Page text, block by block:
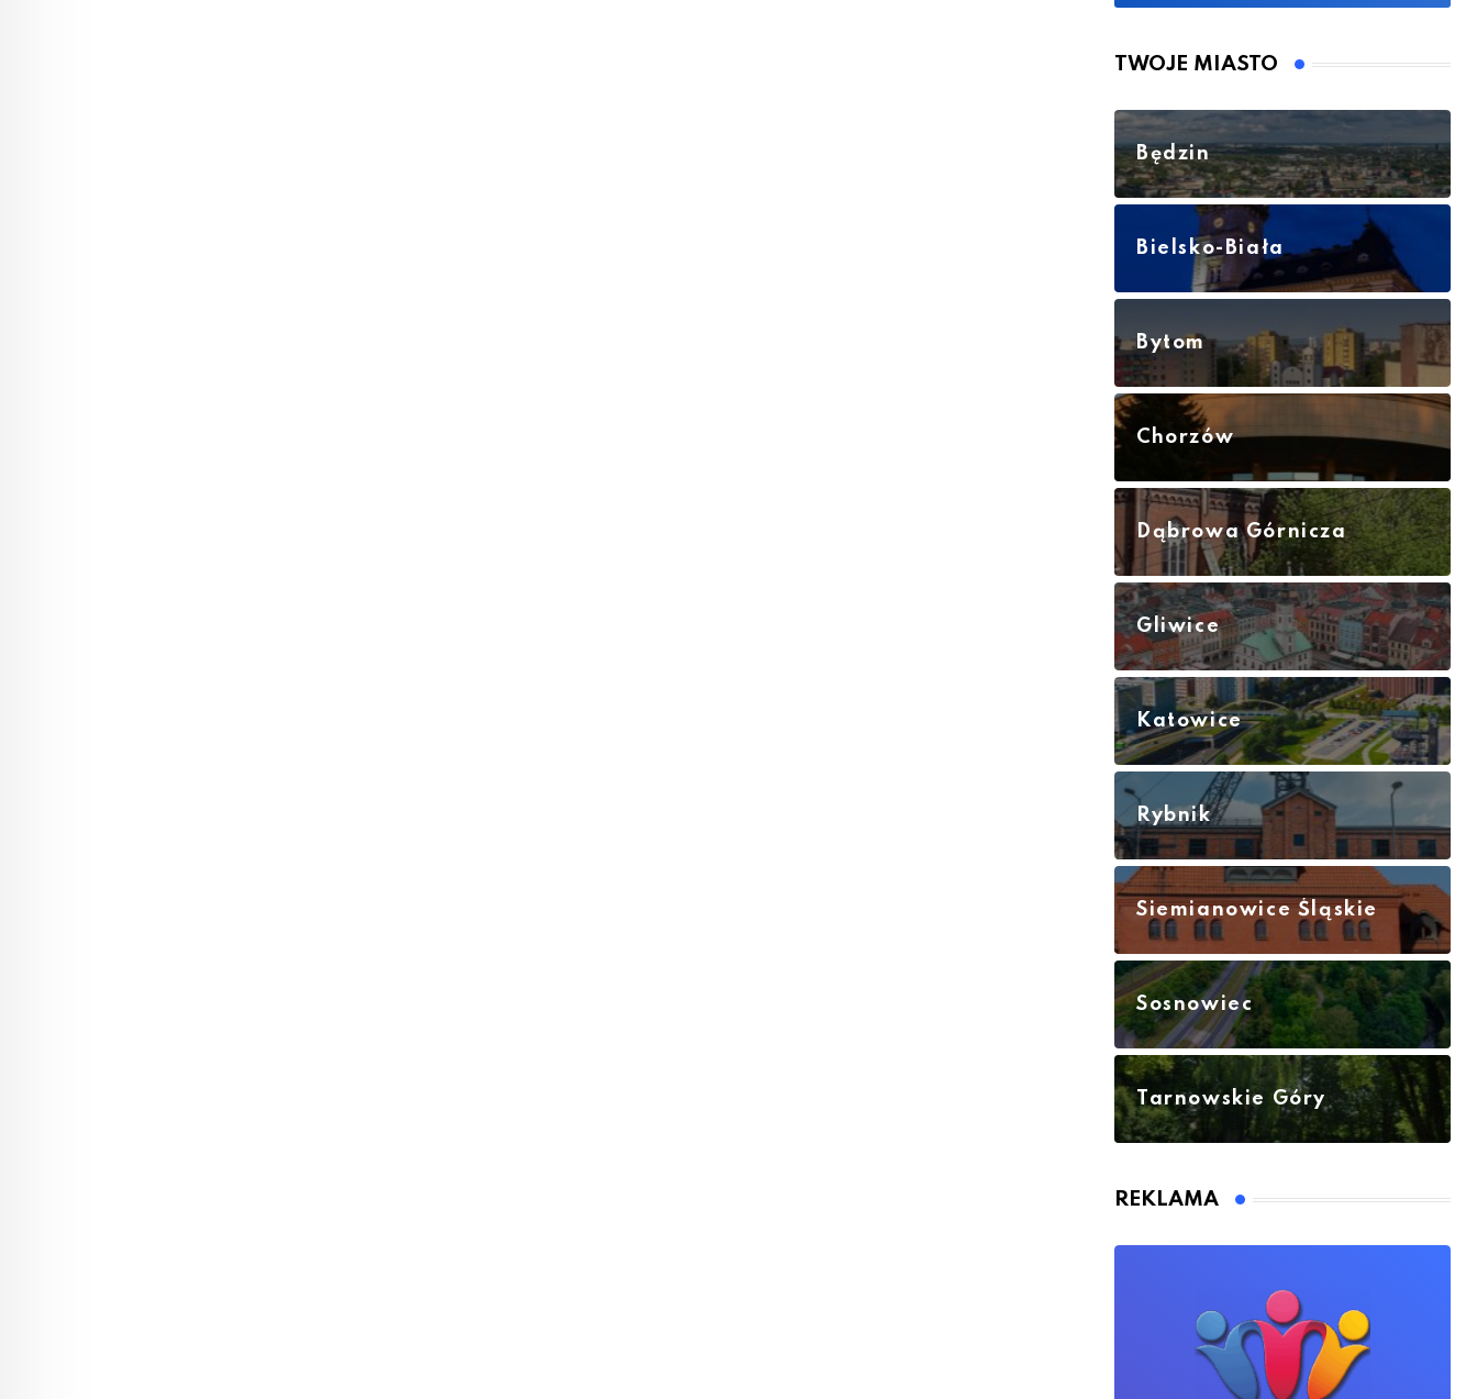
TWOJE MIASTO
Będzin
Bielsko-Biała
Bytom
Chorzów
Dąbrowa Górnicza
Gliwice
Katowice
Rybnik
Siemianowice Śląskie
Sosnowiec
Tarnowskie Góry
REKLAMA